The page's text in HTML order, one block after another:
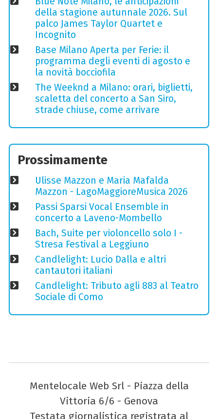
della stagione autunnale 2026. Sul
palco James Taylor Quartet e
Incognito
Base Milano Aperta per Ferie: il
programma degli eventi di agosto e
la novità bocciofila
The Weeknd a Milano: orari, biglietti,
scaletta del concerto a San Siro,
strade chiuse, come arrivare
Prossimamente
Ulisse Mazzon e Maria Mafalda
Mazzon - LagoMaggioreMusica 2026
Passi Sparsi Vocal Ensemble in
concerto a Laveno-Mombello
Bach, Suite per violoncello solo I -
Stresa Festival a Leggiuno
Candlelight: Lucio Dalla e altri
cantautori italiani
Candlelight: Tributo agli 883 al Teatro
Sociale di Como
Mentelocale Web Srl - Piazza della
Vittoria 6/6 - Genova
Testata giornalistica registrata al